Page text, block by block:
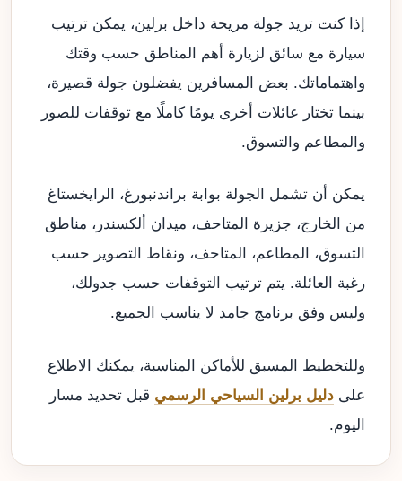
إذا كنت تريد جولة مريحة داخل برلين، يمكن ترتيب
سيارة مع سائق لزيارة أهم المناطق حسب وقتك
واهتماماتك. بعض المسافرين يفضلون جولة قصيرة،
بينما تختار عائلات أخرى يومًا كاملًا مع توقفات للصور
والمطاعم والتسوق.
يمكن أن تشمل الجولة بوابة براندنبورغ، الرايخستاغ
من الخارج، جزيرة المتاحف، ميدان ألكسندر، مناطق
التسوق، المطاعم، المتاحف، ونقاط التصوير حسب
رغبة العائلة. يتم ترتيب التوقفات حسب جدولك،
وليس وفق برنامج جامد لا يناسب الجميع.
وللتخطيط المسبق للأماكن المناسبة، يمكنك الاطلاع
على دليل برلين السياحي الرسمي قبل تحديد مسار
اليوم.